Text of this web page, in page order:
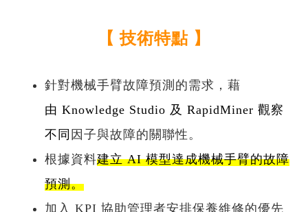
【 技術特點 】
針對機械手臂故障預測的需求，藉
由 Knowledge Studio 及 RapidMiner 觀察
不同 因子與故障的關聯性。
根據資料建立 AI 模型達成機械手臂的故障
預測。
加入 KPI 協助管理者安排保養維修的優先